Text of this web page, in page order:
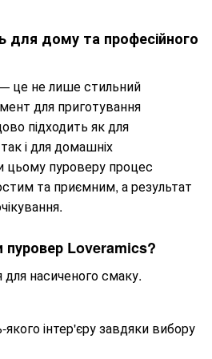
для дому та професійного
це не лише стильний
для приготування
підходить як для
і для домашніх
цьому пуроверу процес
та приємним, а результат
Loveramics?
насиченого смаку.
інтер'єру завдяки вибору